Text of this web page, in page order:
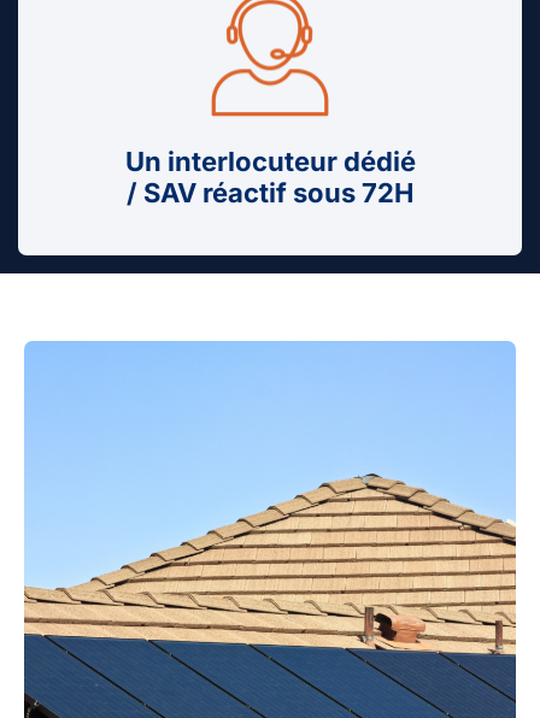
Un interlocuteur dédié
/ SAV réactif sous 72H